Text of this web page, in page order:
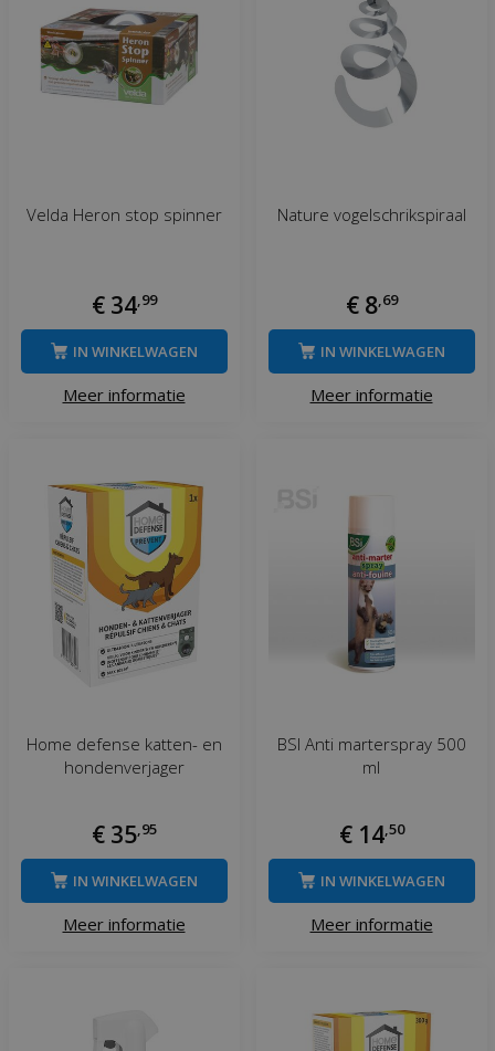
Velda Heron stop spinner
€ 34 99
Meer informatie
IN WINKELWAGEN
Nature vogelschrikspiraal
€ 8 69
Meer informatie
IN WINKELWAGEN
Home defense katten- en
hondenverjager
€ 35 95
Meer informatie
IN WINKELWAGEN
BSI Anti marterspray 500
ml
€ 14 50
Meer informatie
IN WINKELWAGEN